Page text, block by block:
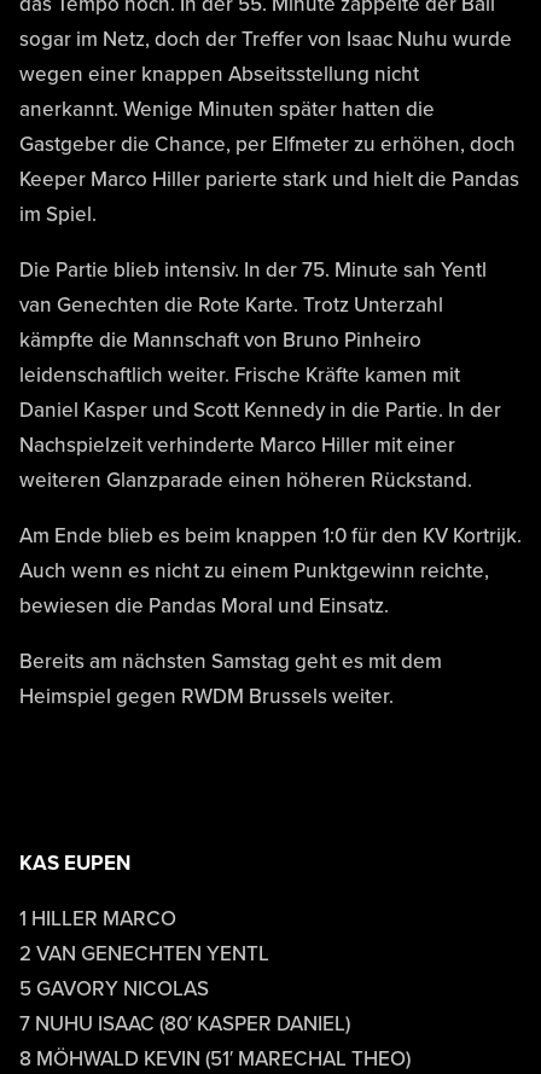
sogar im Netz, doch der Treffer von Isaac Nuhu wurde
wegen einer knappen Abseitsstellung nicht
anerkannt. Wenige Minuten später hatten die
Gastgeber die Chance, per Elfmeter zu erhöhen, doch
Keeper Marco Hiller parierte stark und hielt die Pandas
im Spiel.
Die Partie blieb intensiv. In der 75. Minute sah Yentl
van Genechten die Rote Karte. Trotz Unterzahl
kämpfte die Mannschaft von Bruno Pinheiro
leidenschaftlich weiter. Frische Kräfte kamen mit
Daniel Kasper und Scott Kennedy in die Partie. In der
Nachspielzeit verhinderte Marco Hiller mit einer
weiteren Glanzparade einen höheren Rückstand.
Am Ende blieb es beim knappen 1:0 für den KV Kortrijk.
Auch wenn es nicht zu einem Punktgewinn reichte,
bewiesen die Pandas Moral und Einsatz.
Bereits am nächsten Samstag geht es mit dem
Heimspiel gegen RWDM Brussels weiter.
KAS EUPEN
1 HILLER MARCO
2 VAN GENECHTEN YENTL
5 GAVORY NICOLAS
7 NUHU ISAAC (80′ KASPER DANIEL)
8 MÖHWALD KEVIN (51′ MARECHAL THEO)